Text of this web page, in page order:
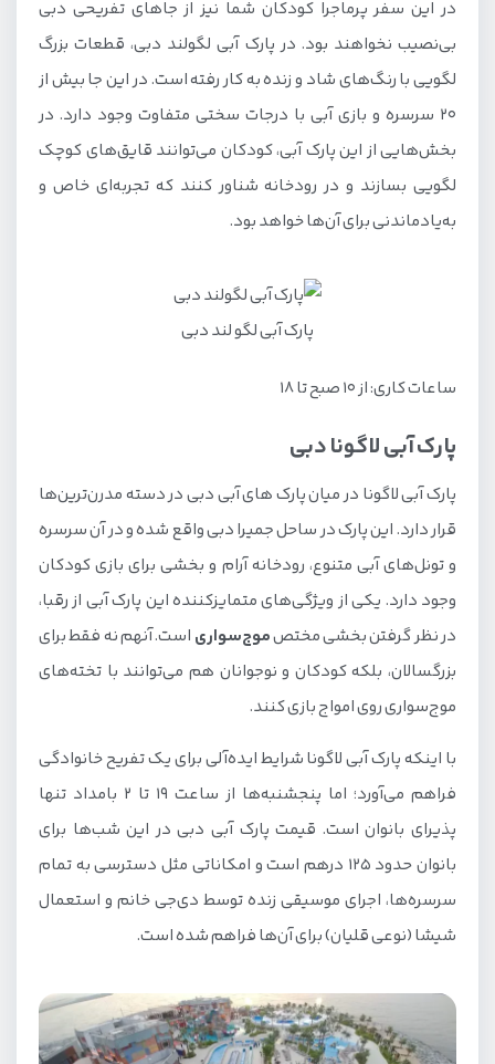
در این سفر پرماجرا کودکان شما نیز از جاهای تفریحی دبی
بی‌نصیب نخواهند بود. در پارک آبی لگولند دبی، قطعات بزرگ
لگویی با رنگ‌های شاد و زنده به کار رفته است. در این جا بیش از
۲۰ سرسره و بازی آبی با درجات سختی متفاوت وجود دارد. در
بخش‌هایی از این پارک آبی، کودکان می‌توانند قایق‌های کوچک
لگویی بسازند و در رودخانه شناور کنند که تجربه‌ای خاص و
به‌یادماندنی برای آن‌ها خواهد بود.
پارک آبی لگو لند دبی
ساعات کاری: از ۱۰ صبح تا ۱۸
پارک آبی لاگونا دبی
پارک آبی لاگونا در میان پارک های آبی دبی در دسته مدرن‌ترین‌ها
قرار دارد. این پارک در ساحل جمیرا دبی واقع شده و در آن سرسره
و تونل‌های آبی متنوع، رودخانه آرام و بخشی برای بازی کودکان
وجود دارد. یکی از ویژگی‌های متمایزکننده این پارک آبی از رقبا،
در نظر گرفتن بخشی مختصموج‌سواری است. آنهم نه فقط برای
بزرگسالان، بلکه کودکان و نوجوانان هم می‌توانند با تخته‌های
موج‌سواری روی امواج بازی کنند.
با اینکه پارک آبی لاگونا شرایط ایده‌آلی برای یک تفریح خانوادگی
فراهم می‌آورد؛ اما پنجشنبه‌ها از ساعت ۱۹ تا ۲ بامداد تنها
پذیرای بانوان است. قیمت پارک آبی دبی در این شب‌ها برای
بانوان حدود ۱۲۵ درهم است و امکاناتی مثل دسترسی به تمام
سرسره‌ها، اجرای موسیقی زنده توسط دی‌جی خانم و استعمال
شیشا (نوعی قلیان) برای آن‌ها فراهم شده است.